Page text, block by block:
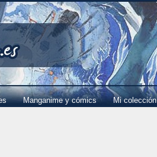
Manganime y cómics Mi colección